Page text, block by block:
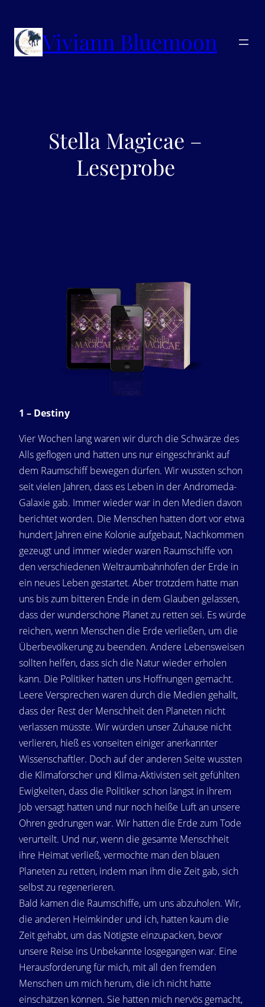
Viviann Bluemoon
Stella Magicae –
Leseprobe
1 – Destiny
Vier Wochen lang waren wir durch die Schwärze des
Alls geflogen und hatten uns nur eingeschränkt auf
dem Raumschiff bewegen dürfen. Wir wussten schon
seit vielen Jahren, dass es Leben in der Andromeda-
Galaxie gab. Immer wieder war in den Medien davon
berichtet worden. Die Menschen hatten dort vor etwa
hundert Jahren eine Kolonie aufgebaut, Nachkommen
gezeugt und immer wieder waren Raumschiffe von
den verschiedenen Weltraumbahnhöfen der Erde in
ein neues Leben gestartet. Aber trotzdem hatte man
uns bis zum bitteren Ende in dem Glauben gelassen,
dass der wunderschöne Planet zu retten sei. Es würde
reichen, wenn Menschen die Erde verließen, um die
Überbevölkerung zu beenden. Andere Lebensweisen
sollten helfen, dass sich die Natur wieder erholen
kann. Die Politiker hatten uns Hoffnungen gemacht.
Leere Versprechen waren durch die Medien gehallt,
dass der Rest der Menschheit den Planeten nicht
verlassen müsste. Wir würden unser Zuhause nicht
verlieren, hieß es vonseiten einiger anerkannter
Wissenschaftler. Doch auf der anderen Seite wussten
die Klimaforscher und Klima-Aktivisten seit gefühlten
Ewigkeiten, dass die Politiker schon längst in ihrem
Job versagt hatten und nur noch heiße Luft an unsere
Ohren gedrungen war. Wir hatten die Erde zum Tode
verurteilt. Und nur, wenn die gesamte Menschheit
ihre Heimat verließ, vermochte man den blauen
Planeten zu retten, indem man ihm die Zeit gab, sich
selbst zu regenerieren.
Bald kamen die Raumschiffe, um uns abzuholen. Wir,
die anderen Heimkinder und ich, hatten kaum die
Zeit gehabt, um das Nötigste einzupacken, bevor
unsere Reise ins Unbekannte losgegangen war. Eine
Herausforderung für mich, mit all den fremden
Menschen um mich herum, die ich nicht hatte
einschätzen können. Sie hatten mich nervös gemacht,